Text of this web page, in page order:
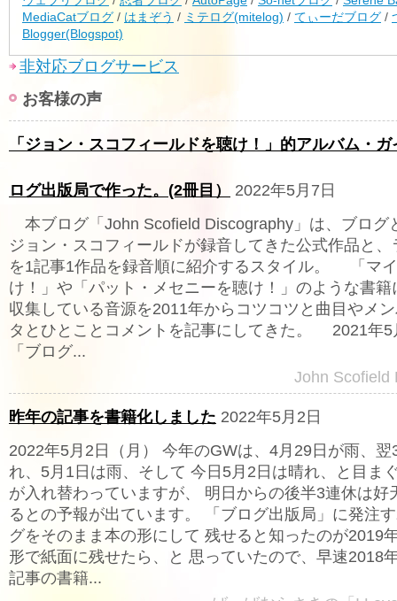
MediaCatブログ / はまぞう / ミテログ(mitelog) / てぃーだブログ /
Blogger(Blogspot)
非対応ブログサービス
お客様の声
「ジョン・スコフィールドを聴け！」的アルバム・
ログ出版局で作った。(2冊目）
2022年5月7日
本ブログ「John Scofield Discography」は、ブログ
ジョン・スコフィールドが録音してきた公式作品と、
を1記事1作品を録音順に紹介するスタイル。 「マ
け！」や「パット・メセニーを聴け！」のような書籍
収集している音源を2011年からコツコツと曲目やメ
タとひとことコメントを記事にしてきた。 2021年5
「ブログ...
John Scofield
昨年の記事を書籍化しました 2022年5月2日
2022年5月2日（月） 今年のGWは、4月29日が雨、翌
れ、5月1日は雨、そして 今日5月2日は晴れ、と目ま
が入れ替わっていますが、 明日からの後半3連休は好
るとの予報が出ています。 「ブログ出版局」に発注
グをそのまま本の形にして 残せると知ったのが2019
形で紙面に残せたら、と 思っていたので、早速2018
記事の書籍...